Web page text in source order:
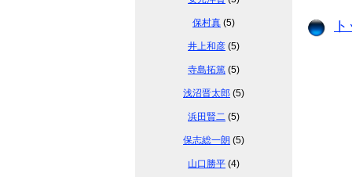
保村真 (5)
井上和彦 (5)
寺島拓篤 (5)
浅沼晋太郎 (5)
浜田賢二 (5)
保志総一朗 (5)
山口勝平 (4)